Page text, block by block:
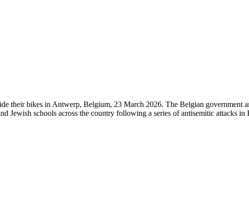
their bikes in Antwerp, Belgium, 23 March 2026. The Belgian
Jewish schools across the country following a series of antisemitic